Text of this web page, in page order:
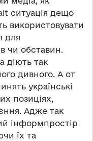
ситуація дещо
використовувати
для
чи обставин.
діють так
дивного. А от
українські
позиціях,
Адже так
інформпростір
їх та